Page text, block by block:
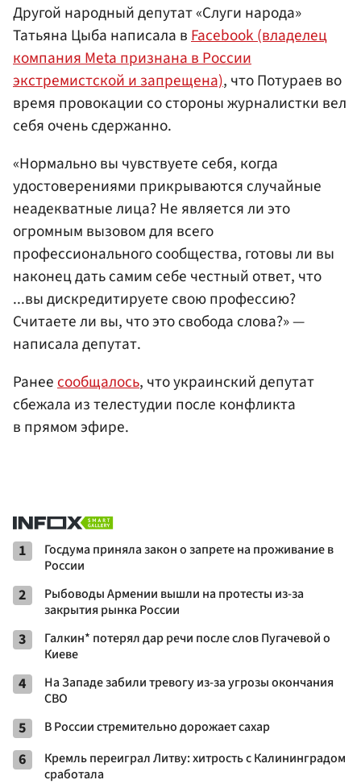
Другой народный депутат «Слуги народа»
Татьяна Цыба написала в Facebook (владелец
компания Meta признана в России
экстремистской и запрещена), что Потураев во
время провокации со стороны журналистки вел
себя очень сдержанно.
«Нормально вы чувствуете себя, когда
удостоверениями прикрываются случайные
неадекватные лица? Не является ли это
огромным вызовом для всего
профессионального сообщества, готовы ли вы
наконец дать самим себе честный ответ, что
...вы дискредитируете свою профессию?
Считаете ли вы, что это свобода слова?» —
написала депутат.
Ранеесообщалось, что украинский депутат
сбежала из телестудии после конфликта
в прямом эфире.
1
Госдума приняла закон о запрете на проживание в
России
2
Рыбоводы Армении вышли на протесты из-за
закрытия рынка России
3
Галкин* потерял дар речи после слов Пугачевой о
Киеве
4
На Западе забили тревогу из-за угрозы окончания
СВО
5 В России стремительно дорожает сахар
6
Кремль переиграл Литву: хитрость с Калининградом
сработала